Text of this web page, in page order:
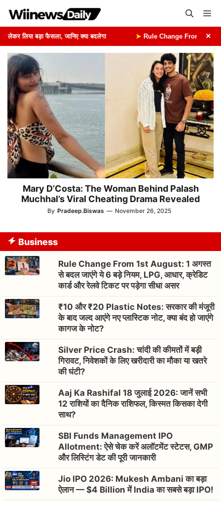
content
लिया बड़ा फैसला, जानिए क्या बदलेगा Rule Change From 1st ×
Mary D’Costa: The Woman Behind Palash
Muchhal’s Viral Cheating Drama Revealed
By Pradeep.Biswas — November 26, 2025
Business
Rule Change From 1st August: 1 अगस्त
से बदल जाएंगे ये 6 बड़े नियम, LPG, आधार, क्रेडिट
कार्ड और रेलवे टिकट पर पड़ेगा सीधा असर
₹10 और ₹20 Plastic Notes: सरकार की मंजूरी
के बाद जल्द आएंगे नए प्लास्टिक नोट, क्या बंद हो जाएंगे
कागज के नोट?
Silver Price Crash: चांदी की कीमतों में बड़ी
गिरावट, निवेशकों के लिए खरीदारी का मौका या खतरे
की घंटी?
Aaj Ka Rashifal 18 जुलाई 2026: जानें सभी
12 राशियों का दैनिक राशिफल, किस्मत किसका देगी
साथ?
SBI Funds Management IPO
Allotment: ऐसे चेक करें अलॉटमेंट स्टेटस, GMP
और लिस्टिंग डेट की पूरी जानकारी
Jio IPO 2026: Mukesh Ambani का बड़ा
ऐलान — $4 Billion में India का सबसे बड़ा IPO!